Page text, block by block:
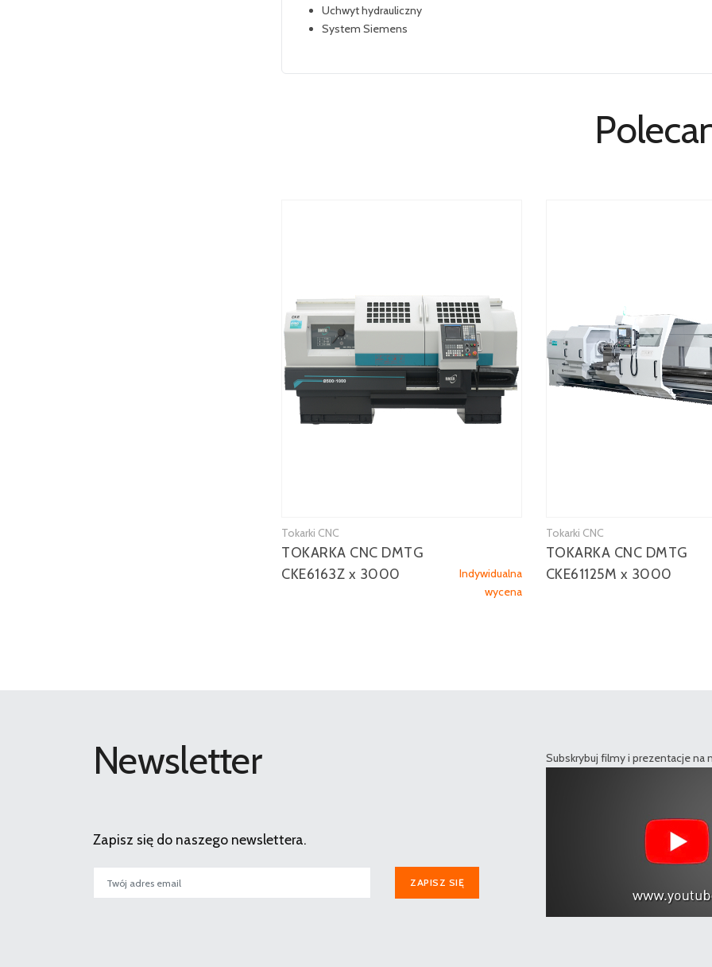
Uchwyt hydrauliczny
System Siemens
Tokarki CNC
TOKARKA CNC DMTG
CKE6163Z x 3000
Indywidualna
wycena
Tokarki CNC
TOKARKA CNC DMTG
CKE61125M x 3000
Newsletter
Zapisz się do naszego newslettera.
ZAPISZ SIĘ
Subskrybuj filmy i prezentacje na